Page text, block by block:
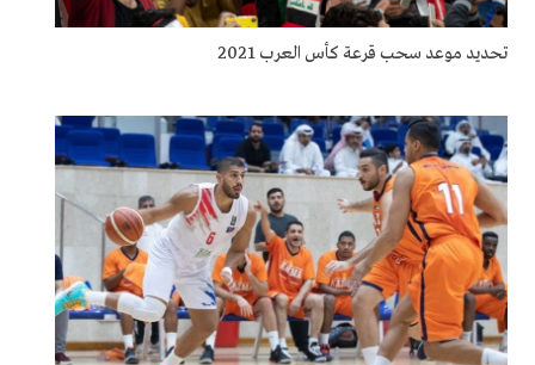
تحديد موعد سحب قرعة كأس العرب 2021